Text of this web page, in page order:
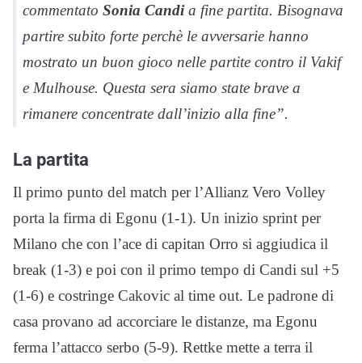
commentato Sonia Candia fine partita. Bisognava
partire subito forte perchè le avversarie hanno
mostrato un buon gioco nelle partite contro il Vakif
e Mulhouse. Questa sera siamo state brave a
rimanere concentrate dall’inizio alla fine”.
La partita
Il primo punto del match per l’Allianz Vero Volley
porta la firma di Egonu (1-1). Un inizio sprint per
Milano che con l’ace di capitan Orro si aggiudica il
break (1-3) e poi con il primo tempo di Candi sul +5
(1-6) e costringe Cakovic al time out. Le padrone di
casa provano ad accorciare le distanze, ma Egonu
ferma l’attacco serbo (5-9). Rettke mette a terra il